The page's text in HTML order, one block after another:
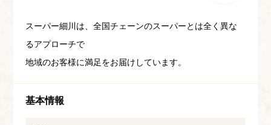
スーパー細川は、全国チェーンのスーパーとは全く異な
るアプローチで
地域のお客様に満足をお届けしています。
基本情報